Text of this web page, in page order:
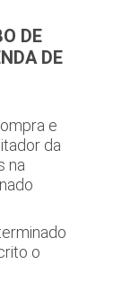
DE
DE
e
da
na
o